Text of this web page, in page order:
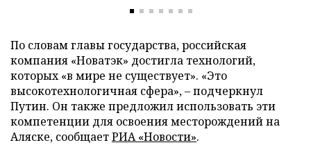
По словам главы государства, российская
компания «Новатэк» достигла технологий,
которых «в мире не существует». «Это
высокотехнологичная сфера», – подчеркнул
Путин. Он также предложил использовать эти
компетенции для освоения месторождений на
Аляске, сообщаетРИА «Новости».